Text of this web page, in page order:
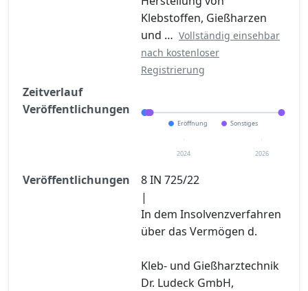
Klebstoffen, Gießharzen
und … Vollständig einsehbar
nach kostenloser
Registrierung
Zeitverlauf
Veröffentlichungen
Eröffnung Sonstiges
2024 2026
Veröffentlichungen
8 IN 725/22
|
In dem Insolvenzverfahren
über das Vermögen d.
Kleb- und Gießharztechnik
Dr. Ludeck GmbH,